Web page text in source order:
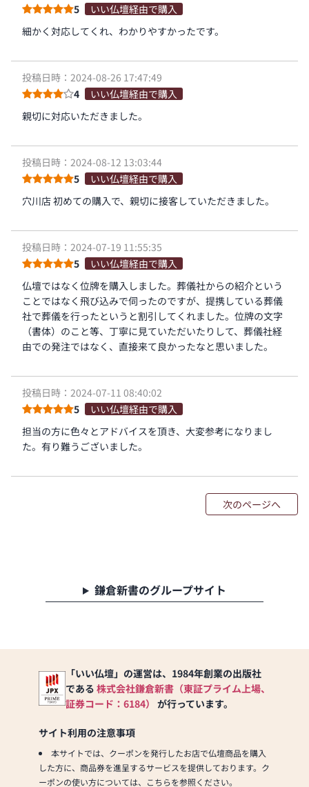
5
いい仏壇経由で購入
細かく対応してくれ、わかりやすかったです。
投稿日時：2024-08-26 17:47:49
4
いい仏壇経由で購入
親切に対応いただきました。
投稿日時：2024-08-12 13:03:44
5
いい仏壇経由で購入
穴川店 初めての購入で、親切に接客していただきました。
投稿日時：2024-07-19 11:55:35
5
いい仏壇経由で購入
仏壇ではなく位牌を購入しました。葬儀社からの紹介という
ことではなく飛び込みで伺ったのですが、提携している葬儀
社で葬儀を行ったというと割引してくれました。位牌の文字
（書体）のこと等、丁寧に見ていただいたりして、葬儀社経
由での発注ではなく、直接来て良かったなと思いました。
投稿日時：2024-07-11 08:40:02
5
いい仏壇経由で購入
担当の方に色々とアドバイスを頂き、大変参考になりまし
た。有り難うございました。
次のページへ
鎌倉新書のグループサイト
「いい仏壇」の運営は、1984年創業の出版社
である 株式会社鎌倉新書（東証プライム上場、
証券コード：6184） が行っています。
サイト利用の注意事項
本サイトでは、クーポンを発行したお店で仏壇商品を購入
した方に、商品券を進呈するサービスを提供しております。ク
ーポンの使い方については、こちらを参照ください。